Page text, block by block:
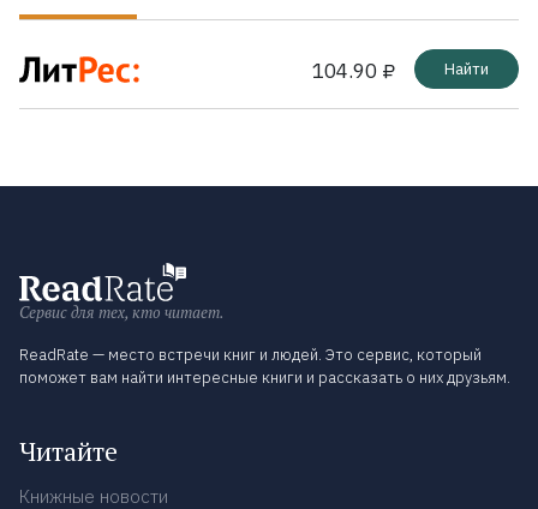
104.90 ₽ Найти
Сервис для тех, кто читает.
ReadRate — место встречи книг и людей. Это сервис, который
поможет вам найти интересные книги и рассказать о них друзьям.
Читайте
Книжные новости